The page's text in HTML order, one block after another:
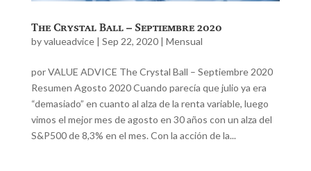
The Crystal Ball – Septiembre 2020
byvalueadvice| Sep 22, 2020| Mensual
por VALUE ADVICE The Crystal Ball – Septiembre 2020
Resumen Agosto 2020 Cuando parecía que julio ya era
“demasiado” en cuanto al alza de la renta variable, luego
vimos el mejor mes de agosto en 30 años con un alza del
S&P500 de 8,3% en el mes. Con la acción de la...